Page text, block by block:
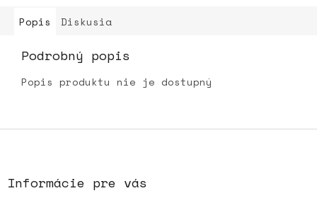
Popis Diskusia
Podrobný popis
Popis produktu nie je dostupný
Z
Informácie pre vás